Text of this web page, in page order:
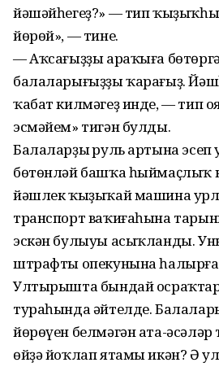
йәшәйһегеҙ?» — тип
йөрөй», — тине.
— Аҡсағыҙҙы араҡыға
балаларығыҙҙы ҡарағыҙ.
ҡабат килмәгеҙ инде, — тип
эсмәйем» тигән булды.
Балаларҙың руль артына
бөтөнләй башҡа һыймаҫлыҡ
йәшлек ҡыҙыҡай машина
транспорт ваҡиғаһына
эскән булыуы асыҡланды.
штрафты опекунына һалырға
Ултырышта бындай
тураһында әйтелде.
йөрөүен белмәгән ата-әсәләр
өйҙә йоҡлап ятамы икән? Ә